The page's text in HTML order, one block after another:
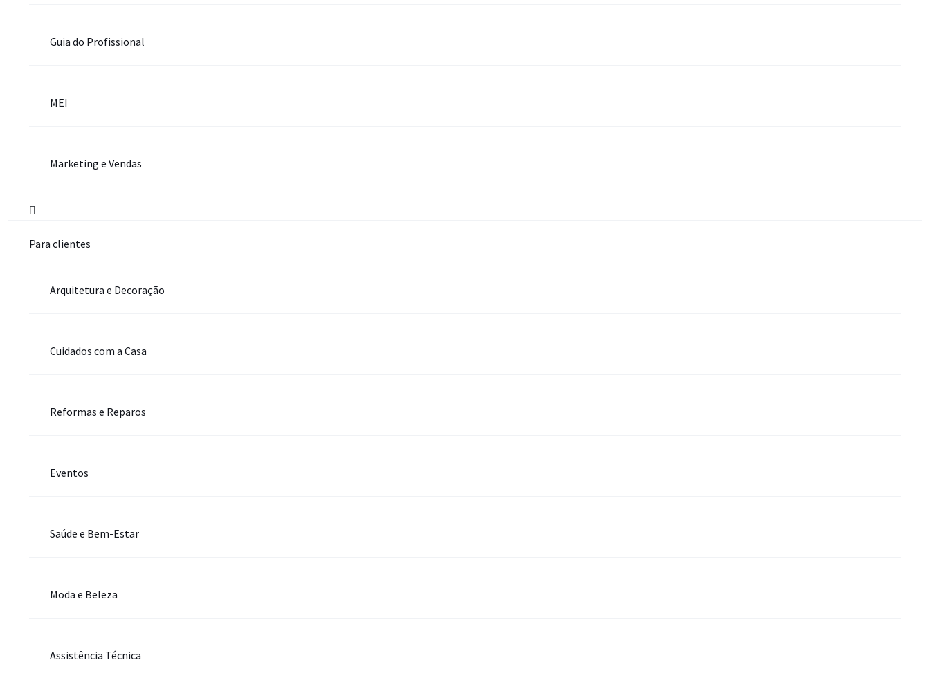
Guia do Profissional
MEI
Marketing e Vendas
Para clientes
Arquitetura e Decoração
Cuidados com a Casa
Reformas e Reparos
Eventos
Saúde e Bem-Estar
Moda e Beleza
Assistência Técnica